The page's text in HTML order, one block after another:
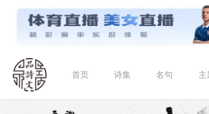
首页 诗集 名句 主